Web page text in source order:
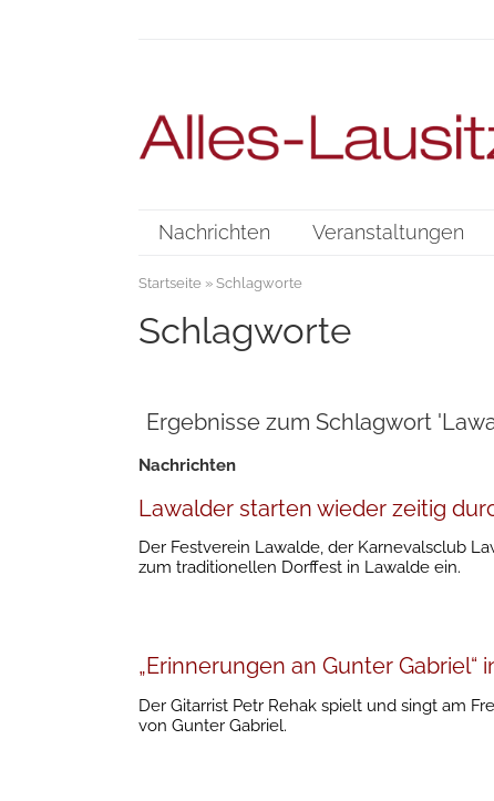
Nachrichten Veranstaltungen
Startseite» Schlagworte
Schlagworte
Ergebnisse zum Schlagwort
Nachrichten
Lawalder starten wieder zeitig
Der Festverein Lawalde, der Karnevalsclub
zum traditionellen Dorffest in Lawalde ein.
„Erinnerungen an Gunter Gabriel“
Der Gitarrist Petr Rehak spielt und singt am
von Gunter Gabriel.